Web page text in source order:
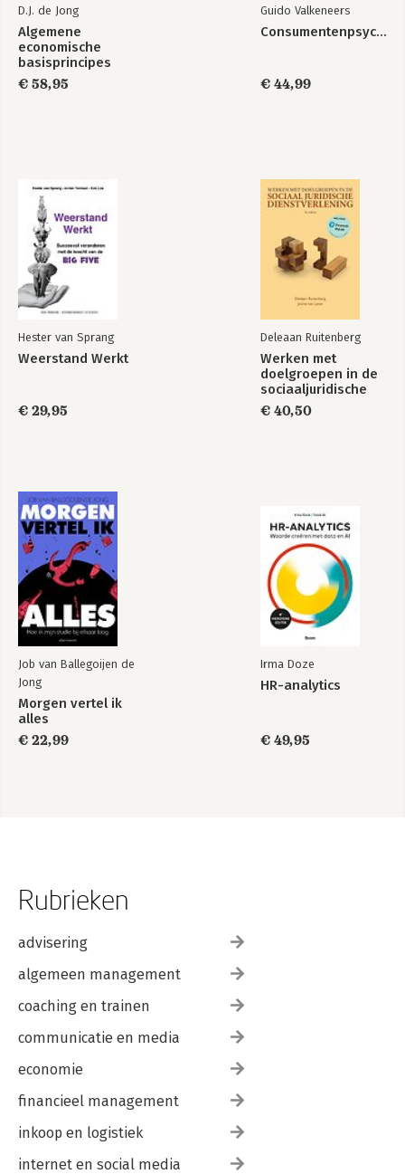
D.J. de Jong
Algemene
economische
basisprincipes
€ 58,95
Guido Valkeneers
Consumentenpsychologie
€ 44,99
Hester van Sprang
Weerstand Werkt
€ 29,95
Deleaan Ruitenberg
Werken met
doelgroepen in de
sociaaljuridische
dienstverlening
€ 40,50
Job van Ballegoijen de
Jong
Morgen vertel ik
alles
€ 22,99
Irma Doze
HR-analytics
€ 49,95
Rubrieken
advisering
algemeen management
coaching en trainen
communicatie en media
economie
financieel management
inkoop en logistiek
internet en social media